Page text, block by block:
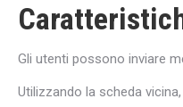
Gli utenti possono inviare
Utilizzando la scheda